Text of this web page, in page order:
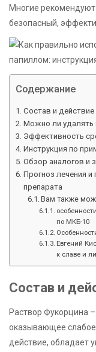
Многие
безопасный,
Содержание
Состав и
Можно ли
Эффективность
Инструкция по
Обзор аналогов и
Прогноз лечения
препарата
Вам также
по МКБ-10
Евгений
к славе и
Состав и
Раствор Фукорцина
оказывающее слабое
действие, обладает